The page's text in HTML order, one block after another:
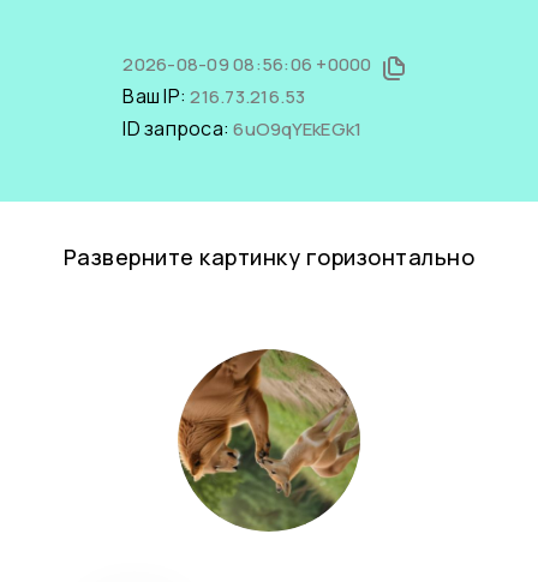
2026-08-09 08:56:06 +0000
Ваш IP:216.73.216.53
ID запроса:6uO9qYEkEGk1
Разверните картинку горизонтально